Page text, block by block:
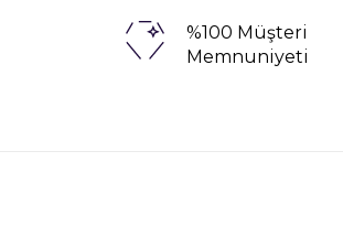
%100 Müşteri
Memnuniyeti